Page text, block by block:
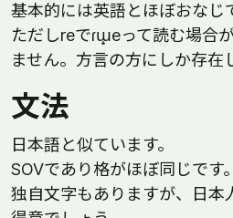
基本的には英語とほぼおなじ
ただしreでɾɯ̟eって読む場合
ません。方言の方にしか存在
文法
日本語と似ています。
SOVであり格がほぼ同じです。
独自文字もありますが、日本